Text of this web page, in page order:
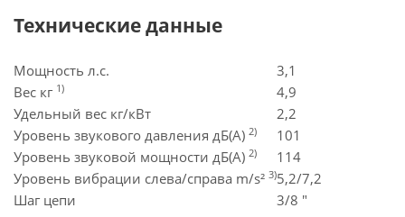
Технические данные
Мощность л.с.
3,1
Вес кг 1)
4,9
Удельный вес кг/кВт
2,2
Уровень звукового давления дБ(A) 2)
101
Уровень звуковой мощности дБ(A) 2)
114
Уровень вибрации слева/справа m/s² 3)5,2/7,2
Шаг цепи
3/8 "